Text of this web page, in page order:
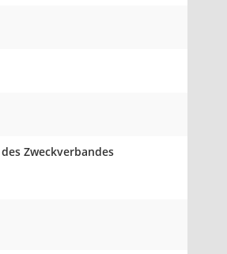
Zweckverbandes